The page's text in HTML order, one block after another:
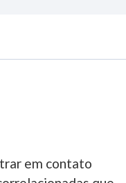
em contato